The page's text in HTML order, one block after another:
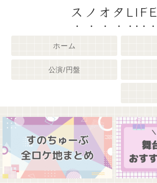
スノオタLIFE
ホーム
公演/円盤